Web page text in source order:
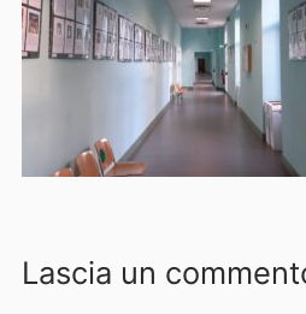
Lascia un